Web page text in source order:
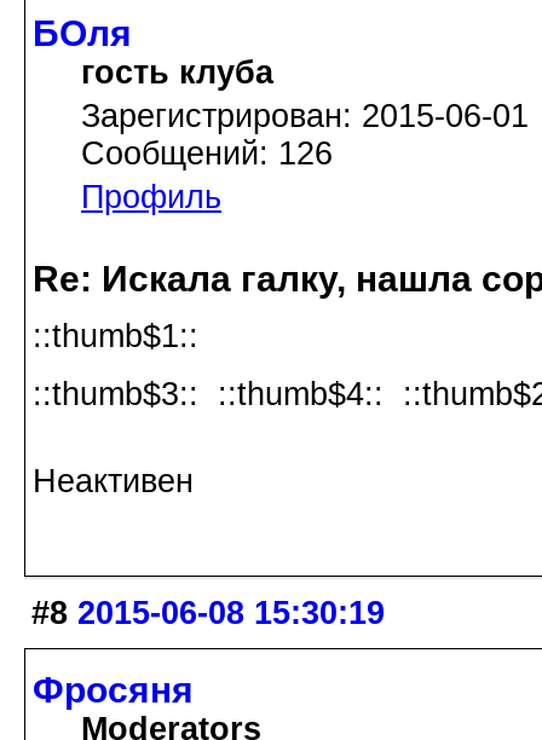
БОля
гость клуба
Зарегистрирован: 2015-06-01
Сообщений: 126
Профиль
Re: Искала галку, нашла
::thumb$1::
::thumb$3:: ::thumb$4::
Неактивен
#8 2015-06-08 15:30:19
Фросяня
Moderators